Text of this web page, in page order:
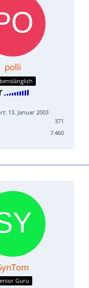
polli
13. Januar 2003
371
7.460
Guru